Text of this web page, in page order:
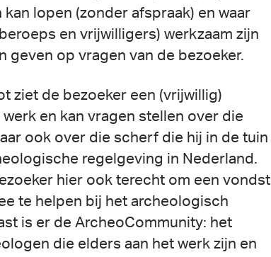
lopen (zonder afspraak) en waar
en vrijwilligers) werkzaam zijn
geven op vragen van de bezoeker.
ziet de bezoeker een (vrijwillig)
en kan vragen stellen over die
ook over die scherf die hij in de tuin
regelgeving in Nederland.
hier ook terecht om een vondst
te helpen bij het archeologisch
is er de ArcheoCommunity: het
die elders aan het werk zijn en